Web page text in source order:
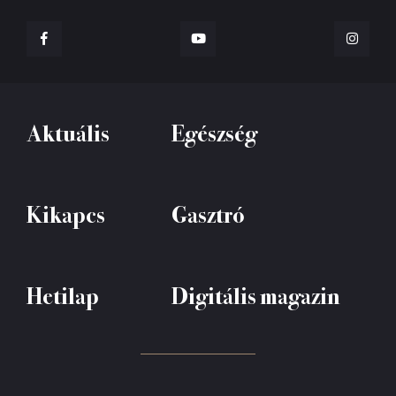
Aktuális Egészség
Kikapcs Gasztró
Hetilap Digitális magazin